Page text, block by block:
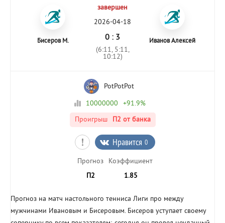
Бисеров М.
завершен
2026-04-18
0 : 3
(6:11, 5:11,
10:12)
Иванов Алексей
PotPotPot
10000000
+91.9%
Проигрыш
П2 от банка
Нравится 0
Прогноз
П2
Коэффициент
1.85
Прогноз на матч настольного тенниса Лиги про между
мужчинами Ивановым и Бисеровым. Бисеров уступает своему